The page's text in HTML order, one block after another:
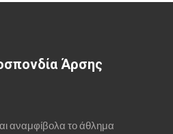
Άρσης
αναμφίβολα το άθλημα